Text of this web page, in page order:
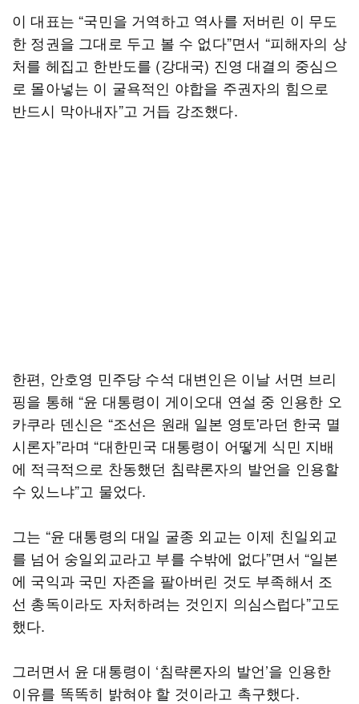
이 대표는 “국민을 거역하고 역사를 저버린 이 무도
한 정권을 그대로 두고 볼 수 없다”면서 “피해자의 상
처를 헤집고 한반도를 (강대국) 진영 대결의 중심으
로 몰아넣는 이 굴욕적인 야합을 주권자의 힘으로
반드시 막아내자”고 거듭 강조했다.
한편, 안호영 민주당 수석 대변인은 이날 서면 브리
핑을 통해 “윤 대통령이 게이오대 연설 중 인용한 오
카쿠라 덴신은 “조선은 원래 일본 영토'라던 한국 멸
시론자”라며 “대한민국 대통령이 어떻게 식민 지배
에 적극적으로 찬동했던 침략론자의 발언을 인용할
수 있느냐”고 물었다.
그는 “윤 대통령의 대일 굴종 외교는 이제 친일외교
를 넘어 숭일외교라고 부를 수밖에 없다”면서 “일본
에 국익과 국민 자존을 팔아버린 것도 부족해서 조
선 총독이라도 자처하려는 것인지 의심스럽다”고도
했다.
그러면서 윤 대통령이 ‘침략론자의 발언’을 인용한
이유를 똑똑히 밝혀야 할 것이라고 촉구했다.